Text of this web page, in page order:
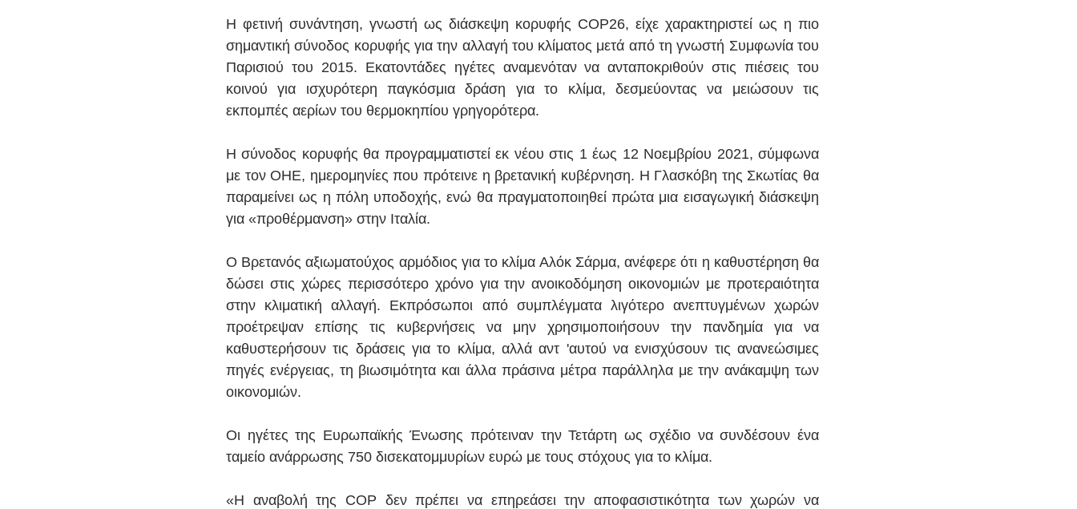
Η φετινή συνάντηση, γνωστή ως διάσκεψη κορυφής COP26, είχε χαρακτηριστεί ως η πιο
σημαντική σύνοδος κορυφής για την αλλαγή του κλίματος μετά από τη γνωστή Συμφωνία του
Παρισιού του 2015. Εκατοντάδες ηγέτες αναμενόταν να ανταποκριθούν στις πιέσεις του
κοινού για ισχυρότερη παγκόσμια δράση για το κλίμα, δεσμεύοντας να μειώσουν τις
εκπομπές αερίων του θερμοκηπίου γρηγορότερα.
Η σύνοδος κορυφής θα προγραμματιστεί εκ νέου στις 1 έως 12 Νοεμβρίου 2021, σύμφωνα
με τον ΟΗΕ, ημερομηνίες που πρότεινε η βρετανική κυβέρνηση. Η Γλασκόβη της Σκωτίας θα
παραμείνει ως η πόλη υποδοχής, ενώ θα πραγματοποιηθεί πρώτα μια εισαγωγική διάσκεψη
για «προθέρμανση» στην Ιταλία.
Ο Βρετανός αξιωματούχος αρμόδιος για το κλίμα Αλόκ Σάρμα, ανέφερε ότι η καθυστέρηση θα
δώσει στις χώρες περισσότερο χρόνο για την ανοικοδόμηση οικονομιών με προτεραιότητα
στην κλιματική αλλαγή. Εκπρόσωποι από συμπλέγματα λιγότερο ανεπτυγμένων χωρών
προέτρεψαν επίσης τις κυβερνήσεις να μην χρησιμοποιήσουν την πανδημία για να
καθυστερήσουν τις δράσεις για το κλίμα, αλλά αντ 'αυτού να ενισχύσουν τις ανανεώσιμες
πηγές ενέργειας, τη βιωσιμότητα και άλλα πράσινα μέτρα παράλληλα με την ανάκαμψη των
οικονομιών.
Οι ηγέτες της Ευρωπαϊκής Ένωσης πρότειναν την Τετάρτη ως σχέδιο να συνδέσουν ένα
ταμείο ανάρρωσης 750 δισεκατομμυρίων ευρώ με τους στόχους για το κλίμα.
«Η αναβολή της COP δεν πρέπει να επηρεάσει την αποφασιστικότητα των χωρών να